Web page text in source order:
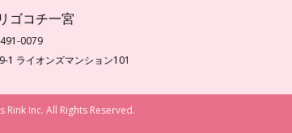
ゴコチ一宮
0079
1 ライオンズマンション101
Rink Inc. All Rights Reserved.